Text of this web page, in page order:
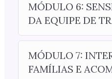
MÓDULO 6:
DA EQUIPE DE
MÓDULO 7:
FAMÍLIAS E